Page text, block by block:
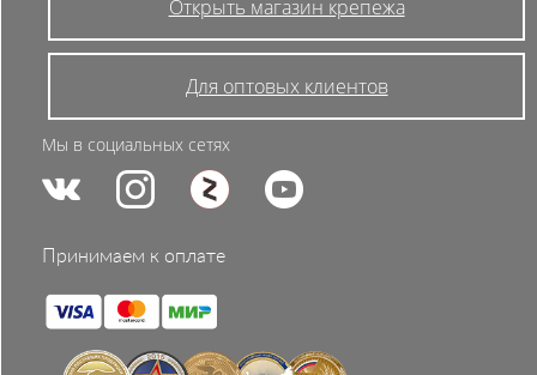
Открыть магазин крепежа
Для оптовых клиентов
Мы в социальных сетях
Принимаем к оплате